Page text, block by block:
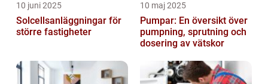
10 juni 2025
Solcellsanläggningar för
större fastigheter
10 maj 2025
Pumpar: En översikt över
pumpning, sprutning och
dosering av vätskor